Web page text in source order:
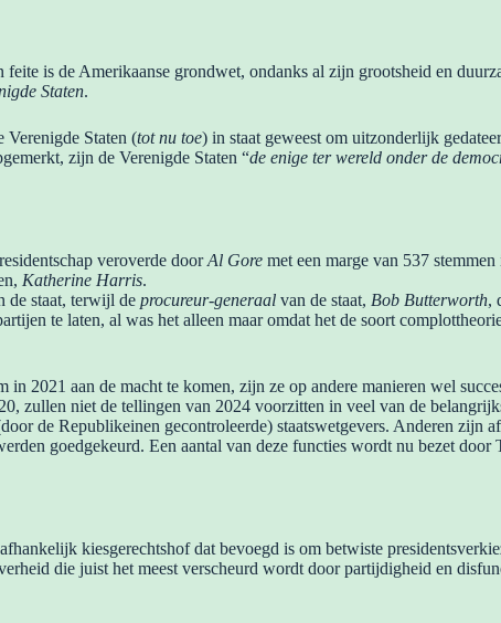
is de Amerikaanse grondwet, ondanks al zijn grootsheid en
Staten.
Verenigde Staten (tot nu toe) in staat geweest om uitzonderlijk
zijn de Verenigde Staten “de enige ter wereld onder de
veroverde doorAl Gore met een marge van 537
Katherine Harris.
de staat, terwijl de procureur-generaal van de staat, Bob Butterworth,
te laten, al was het alleen maar omdat het de soort
in 2021 aan de macht te komen, zijn ze op andere manieren wel
zullen niet de tellingen van 2024 voorzitten in veel van de
de Republikeinen gecontroleerde) staatswetgevers. Anderen zijn
goedgekeurd. Een aantal van deze functies wordt nu bezet
kiesgerechtshof dat bevoegd is om betwiste
die juist het meest verscheurd wordt door partijdigheid en